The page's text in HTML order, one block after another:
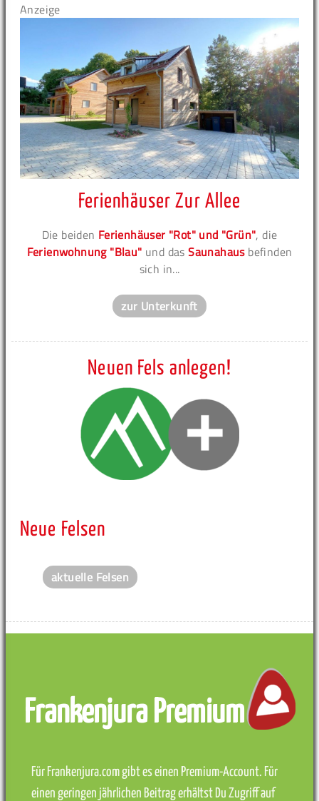
Anzeige
Ferienhäuser Zur Allee
Die beiden Ferienhäuser "Rot" und "Grün", die
Ferienwohnung "Blau" und dasSaunahausbefinden
sich in...
zur Unterkunft
Neuen Fels anlegen!
Neue Felsen
aktuelle Felsen
Frankenjura Premium
Für Frankenjura.com gibt es einen Premium-Account. Für
einen geringen jährlichen Beitrag erhältst Du Zugriff auf